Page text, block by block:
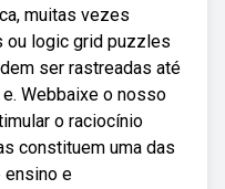
muitas vezes
ou logic grid puzzles
ser rastreadas até
Webbaixe o nosso
o raciocínio
constituem uma das
e